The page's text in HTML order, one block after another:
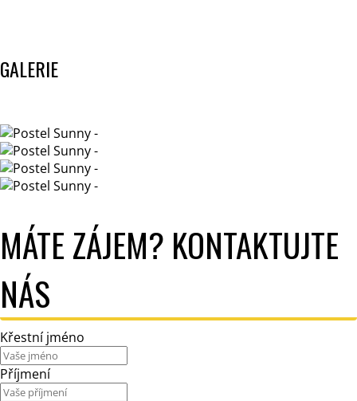
GALERIE
MÁTE ZÁJEM? KONTAKTUJTE
NÁS
Křestní jméno
Příjmení